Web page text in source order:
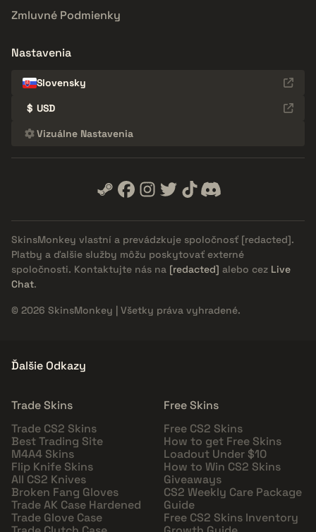
Zmluvné Podmienky
Nastavenia
Slovensky
$ USD
Vizuálne Nastavenia
SkinsMonkey vlastní a prevádzkuje spoločnosť [redacted].
Platby a ďalšie služby môžu poskytovať externé
spoločnosti. Kontaktujte nás na [redacted] alebo cez Live
Chat.
© 2026 SkinsMonkey | Všetky práva vyhradené.
Ďalšie Odkazy
Trade Skins
Trade CS2 Skins
Best Trading Site
M4A4 Skins
Flip Knife Skins
All CS2 Knives
Broken Fang Gloves
Trade AK Case Hardened
Trade Glove Case
Free Skins
Free CS2 Skins
How to get Free Skins
Loadout Under $10
How to Win CS2 Skins
Giveaways
CS2 Weekly Care Package
Guide
Free CS2 Skins Inventory